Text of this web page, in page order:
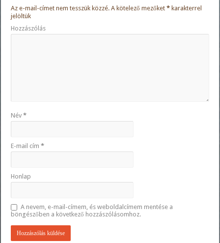
Az e-mail-címet nem tesszük közzé. A kötelező mezőket* karakterrel
jelöltük
Hozzászólás
Név*
E-mail cím*
Honlap
A nevem, e-mail-címem, és weboldalcímem mentése a
böngészőben a következő hozzászólásomhoz.